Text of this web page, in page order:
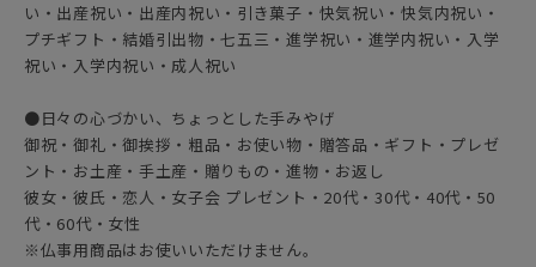
い・出産祝い・出産内祝い・引き菓子・快気祝い・快気内祝い・
プチギフト・結婚引出物・七五三・進学祝い・進学内祝い・入学
祝い・入学内祝い・成人祝い
●日々の心づかい、ちょっとした手みやげ
御祝・御礼・御挨拶・粗品・お使い物・贈答品・ギフト・プレゼ
ント・お土産・手土産・贈りもの・進物・お返し
彼女・彼氏・恋人・女子会 プレゼント・20代・30代・40代・50
代・60代・女性
※仏事用商品はお使いいただけません。